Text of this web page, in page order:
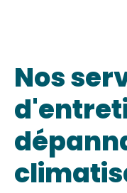
Nos